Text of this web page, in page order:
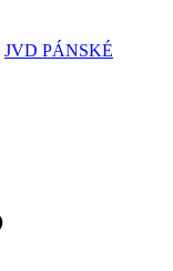
JVD PÁNSKÉ